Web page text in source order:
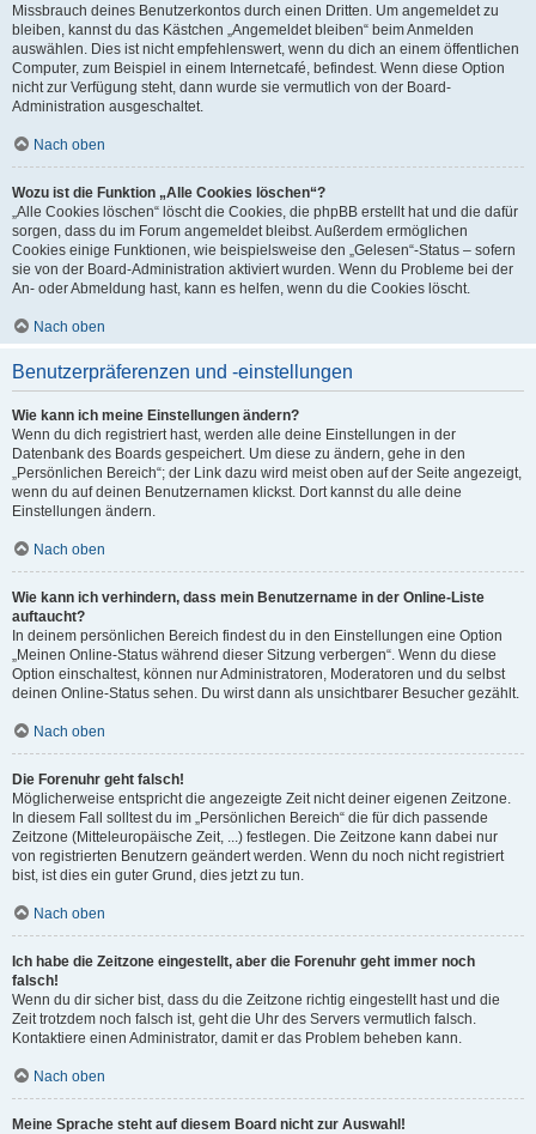
Missbrauch deines Benutzerkontos durch einen Dritten. Um angemeldet zu
bleiben, kannst du das Kästchen „Angemeldet bleiben“ beim Anmelden
auswählen. Dies ist nicht empfehlenswert, wenn du dich an einem öffentlichen
Computer, zum Beispiel in einem Internetcafé, befindest. Wenn diese Option
nicht zur Verfügung steht, dann wurde sie vermutlich von der Board-
Administration ausgeschaltet.
Nach oben
Wozu ist die Funktion „Alle Cookies löschen“?
„Alle Cookies löschen“ löscht die Cookies, die phpBB erstellt hat und die dafür
sorgen, dass du im Forum angemeldet bleibst. Außerdem ermöglichen
Cookies einige Funktionen, wie beispielsweise den „Gelesen“-Status – sofern
sie von der Board-Administration aktiviert wurden. Wenn du Probleme bei der
An- oder Abmeldung hast, kann es helfen, wenn du die Cookies löscht.
Nach oben
Benutzerpräferenzen und -einstellungen
Wie kann ich meine Einstellungen ändern?
Wenn du dich registriert hast, werden alle deine Einstellungen in der
Datenbank des Boards gespeichert. Um diese zu ändern, gehe in den
„Persönlichen Bereich“; der Link dazu wird meist oben auf der Seite angezeigt,
wenn du auf deinen Benutzernamen klickst. Dort kannst du alle deine
Einstellungen ändern.
Nach oben
Wie kann ich verhindern, dass mein Benutzername in der Online-Liste
auftaucht?
In deinem persönlichen Bereich findest du in den Einstellungen eine Option
„Meinen Online-Status während dieser Sitzung verbergen“. Wenn du diese
Option einschaltest, können nur Administratoren, Moderatoren und du selbst
deinen Online-Status sehen. Du wirst dann als unsichtbarer Besucher gezählt.
Nach oben
Die Forenuhr geht falsch!
Möglicherweise entspricht die angezeigte Zeit nicht deiner eigenen Zeitzone.
In diesem Fall solltest du im „Persönlichen Bereich“ die für dich passende
Zeitzone (Mitteleuropäische Zeit, ...) festlegen. Die Zeitzone kann dabei nur
von registrierten Benutzern geändert werden. Wenn du noch nicht registriert
bist, ist dies ein guter Grund, dies jetzt zu tun.
Nach oben
Ich habe die Zeitzone eingestellt, aber die Forenuhr geht immer noch
falsch!
Wenn du dir sicher bist, dass du die Zeitzone richtig eingestellt hast und die
Zeit trotzdem noch falsch ist, geht die Uhr des Servers vermutlich falsch.
Kontaktiere einen Administrator, damit er das Problem beheben kann.
Nach oben
Meine Sprache steht auf diesem Board nicht zur Auswahl!